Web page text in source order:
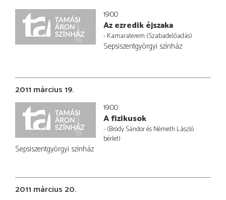
19:00
Az ezredik éjszaka
- Kamaraterem (Szabadelőadás)
Sepsiszentgyörgyi színház
2011 március 19.
19:00
A fizikusok
- (Bródy Sándor és Németh László
bérlet)
Sepsiszentgyörgyi színház
2011 március 20.